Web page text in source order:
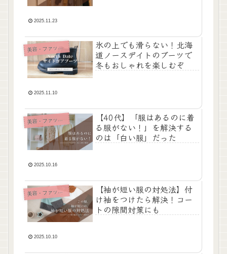
2025.11.23
美
容・ファッション
氷の上でも滑らない！北海
道ノースデイトのブーツで
冬もおしゃれを楽しむぞ
2025.11.10
美
容・ファッション
【40代】「服はあるのに着
る服がない！」を解決する
のは「白い服」だった
2025.10.16
美
容・ファッション
【袖が短い服の対処法】付
け袖をつけたら解決！コー
トの隙間対策にも
2025.10.10